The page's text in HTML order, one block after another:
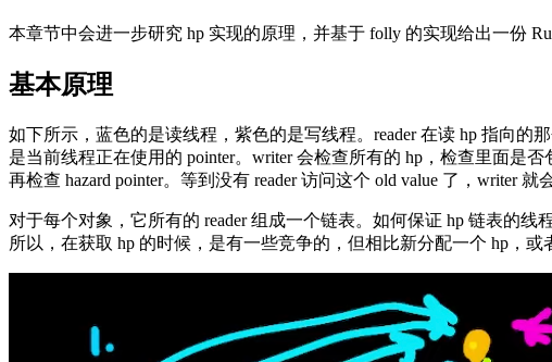
本章节中会进一步研究 hp 实现的原理，并基于 folly 的实现给出一份
基本原理
如下所示，蓝色的是读线程，紫色的是写线程。reader 在读 hp 指向的
是当前线程正在使用的 pointer。writer 会检查所有的 hp，检查里面是
再检查 hazard pointer。等到没有 reader 访问这个 old value 了，writer 就
对于每个对象，它所有的 reader 组成一个链表。如何保证 hp 链表的
所以，在获取 hp 的时候，是有一些竞争的，但相比新分配一个 hp，或